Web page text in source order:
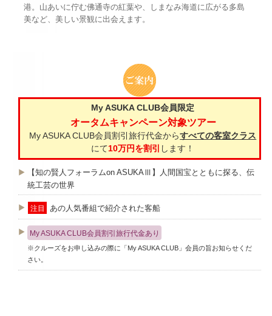
港。山あいに佇む佛通寺の紅葉や、しまなみ海道に広がる多島
美など、美しい景観に出会えます。
My ASUKA CLUB会員限定
オータムキャンペーン対象ツアー
My ASUKA CLUB会員割引旅行代金からすべての客室クラス
にて10万円を割引 します！
【知の賢人フォーラムon ASUKAⅢ】人間国宝とともに探る、伝
統工芸の世界
注目 あの人気番組で紹介された客船
My ASUKA CLUB会員割引旅行代金あり
※クルーズをお申し込みの際に「My ASUKA CLUB」会員の旨お知らせくだ
さい。